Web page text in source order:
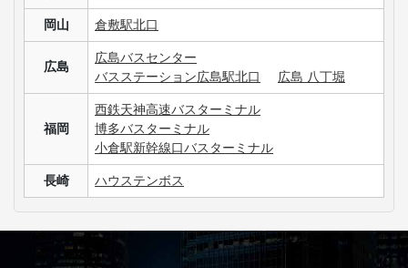
岡山 倉敷駅北口
広島
広島バスセンター
バスステーション広島駅北口
広島 八丁堀
福岡
西鉄天神高速バスターミナル
博多バスターミナル
小倉駅新幹線口バスターミナル
長崎 ハウステンボス